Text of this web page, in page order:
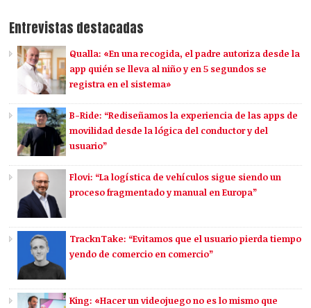
Entrevistas destacadas
Qualla: «En una recogida, el padre autoriza desde la
app quién se lleva al niño y en 5 segundos se
registra en el sistema»
B-Ride: “Rediseñamos la experiencia de las apps de
movilidad desde la lógica del conductor y del
usuario”
Flovi: “La logística de vehículos sigue siendo un
proceso fragmentado y manual en Europa”
TracknTake: “Evitamos que el usuario pierda tiempo
yendo de comercio en comercio”
King: «Hacer un videojuego no es lo mismo que